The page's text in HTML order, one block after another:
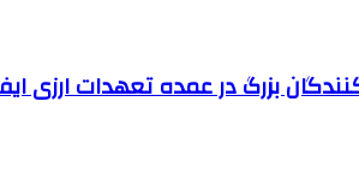
بزرگ در عمده تعهدات ارزی